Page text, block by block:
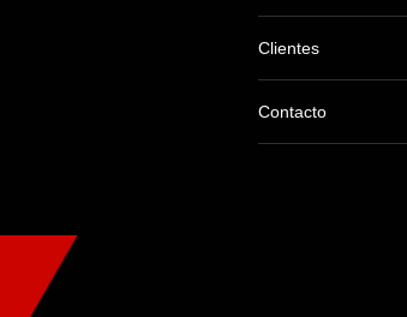
Clientes
Contacto